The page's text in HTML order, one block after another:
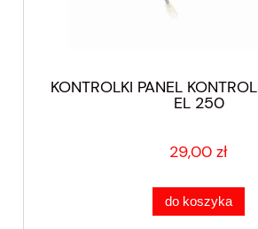
KONTROLKI PANEL
EL 250
29,00 zł
do koszyka